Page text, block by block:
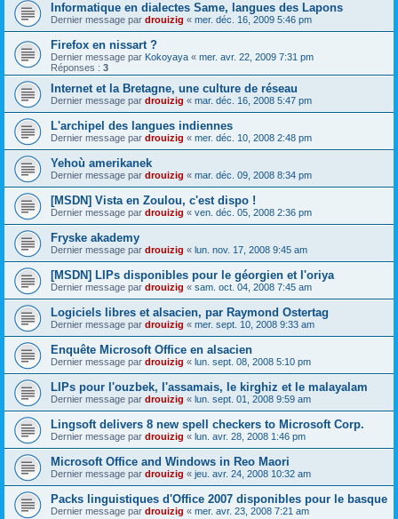
Informatique en dialectes Same, langues des Lapons
Dernier message par drouizig « mer. déc. 16, 2009 5:46 pm
Firefox en nissart ?
Dernier message par Kokoyaya « mer. avr. 22, 2009 7:31 pm
Réponses : 3
Internet et la Bretagne, une culture de réseau
Dernier message par drouizig « mar. déc. 16, 2008 5:47 pm
L'archipel des langues indiennes
Dernier message par drouizig « mer. déc. 10, 2008 2:48 pm
Yehoù amerikanek
Dernier message par drouizig « mar. déc. 09, 2008 8:34 pm
[MSDN] Vista en Zoulou, c'est dispo !
Dernier message par drouizig « ven. déc. 05, 2008 2:36 pm
Fryske akademy
Dernier message par drouizig « lun. nov. 17, 2008 9:45 am
[MSDN] LIPs disponibles pour le géorgien et l'oriya
Dernier message par drouizig « sam. oct. 04, 2008 7:45 am
Logiciels libres et alsacien, par Raymond Ostertag
Dernier message par drouizig « mer. sept. 10, 2008 9:33 am
Enquête Microsoft Office en alsacien
Dernier message par drouizig « lun. sept. 08, 2008 5:10 pm
LIPs pour l'ouzbek, l'assamais, le kirghiz et le malayalam
Dernier message par drouizig « lun. sept. 01, 2008 9:59 am
Lingsoft delivers 8 new spell checkers to Microsoft Corp.
Dernier message par drouizig « lun. avr. 28, 2008 1:46 pm
Microsoft Office and Windows in Reo Maori
Dernier message par drouizig « jeu. avr. 24, 2008 10:32 am
Packs linguistiques d'Office 2007 disponibles pour le basque
Dernier message par drouizig « mer. avr. 23, 2008 7:21 am